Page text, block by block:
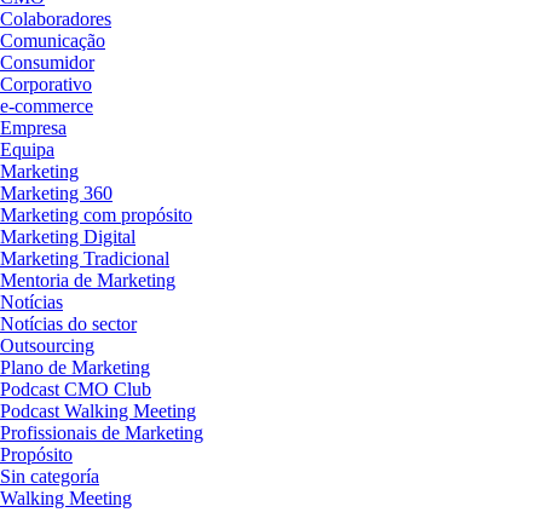
Colaboradores
Comunicação
Consumidor
Corporativo
e-commerce
Empresa
Equipa
Marketing
Marketing 360
Marketing com propósito
Marketing Digital
Marketing Tradicional
Mentoria de Marketing
Notícias
Notícias do sector
Outsourcing
Plano de Marketing
Podcast CMO Club
Podcast Walking Meeting
Profissionais de Marketing
Propósito
Sin categoría
Walking Meeting